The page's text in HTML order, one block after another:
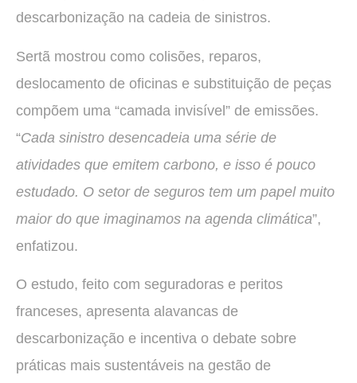
descarbonização na cadeia de sinistros.
Sertã mostrou como colisões, reparos,
deslocamento de oficinas e substituição de peças
compõem uma “camada invisível” de emissões.
“Cada sinistro desencadeia uma série de
atividades que emitem carbono, e isso é pouco
estudado. O setor de seguros tem um papel muito
maior do que imaginamos na agenda climática”,
enfatizou.
O estudo, feito com seguradoras e peritos
franceses, apresenta alavancas de
descarbonização e incentiva o debate sobre
práticas mais sustentáveis na gestão de